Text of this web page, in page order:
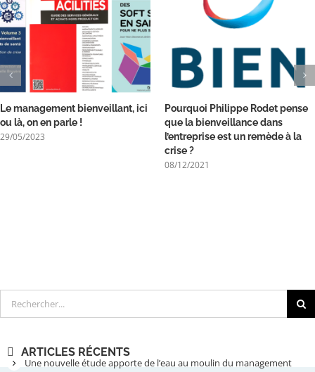
Le management bienveillant, ici
ou là, on en parle !
29/05/2023
Pourquoi Philippe Rodet pense
que la bienveillance dans
l’entreprise est un remède à la
crise ?
08/12/2021
Rechercher
ARTICLES RÉCENTS
Une nouvelle étude apporte de l’eau au moulin du management